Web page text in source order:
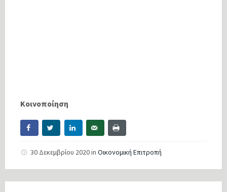
Κοινοποίηση
30 Δεκεμβρίου 2020in Οικονομική Επιτροπή